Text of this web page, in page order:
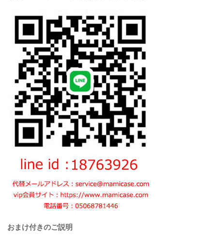
おまけ付きのご説明